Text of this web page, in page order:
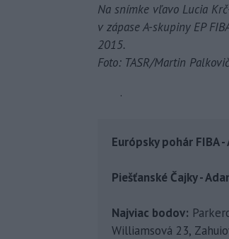
Na snímke vľavo Lucia
v zápase A-skupiny EP
2015.
Foto: TASR/Martin Palkovič
.
Európsky pohár FIBA -
Piešťanské Čajky -
Najviac bodov:
Williamsová 23,